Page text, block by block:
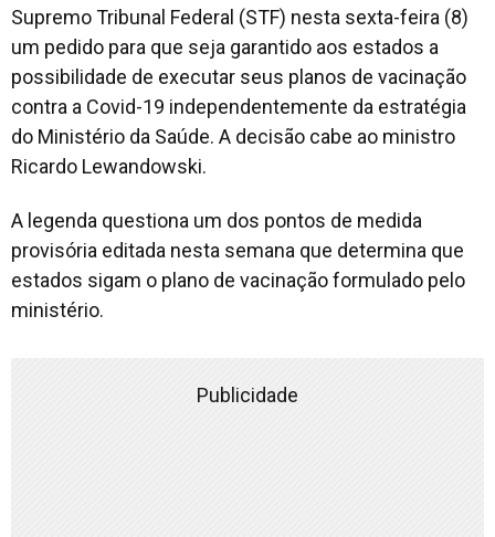
Supremo Tribunal Federal (STF) nesta sexta-feira (8)
um pedido para que seja garantido aos estados a
possibilidade de executar seus planos de vacinação
contra a Covid-19 independentemente da estratégia
do Ministério da Saúde. A decisão cabe ao ministro
Ricardo Lewandowski.
A legenda questiona um dos pontos de medida
provisória editada nesta semana que determina que
estados sigam o plano de vacinação formulado pelo
ministério.
Publicidade